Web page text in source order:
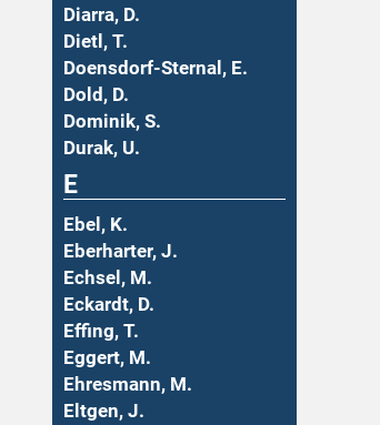
Diarra, D.
Dietl, T.
Doensdorf-Sternal, E.
Dold, D.
Dominik, S.
Durak, U.
E
Ebel, K.
Eberharter, J.
Echsel, M.
Eckardt, D.
Effing, T.
Eggert, M.
Ehresmann, M.
Eltgen, J.